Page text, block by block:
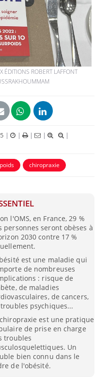
ÉDITIONS ROBERT LAFFONT
| | | |
|
chiropraxie
l'OMS, en France, 29 %
personnes seront obèses à
2030 contre 17 %
est une maladie qui
de nombreuses
: risque de
de maladies
de cancers,
psychiques...
est une pratique
de prise en charge
troubles
Un
bien connu dans le
de l'obésité.